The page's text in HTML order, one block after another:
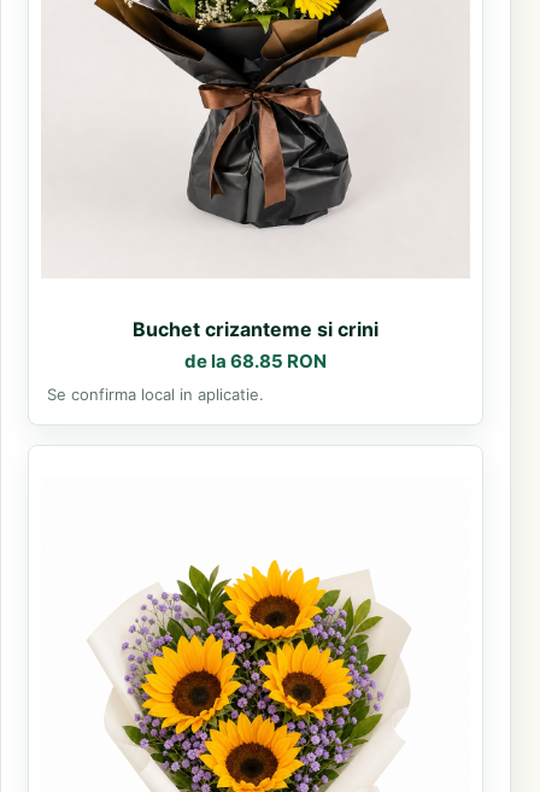
Buchet crizanteme si crini
de la 68.85 RON
Se confirma local in aplicatie.